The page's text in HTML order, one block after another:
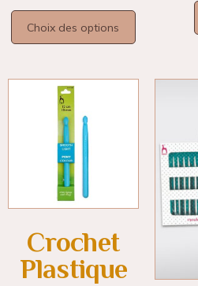
Choix des options
Crochet
Plastique